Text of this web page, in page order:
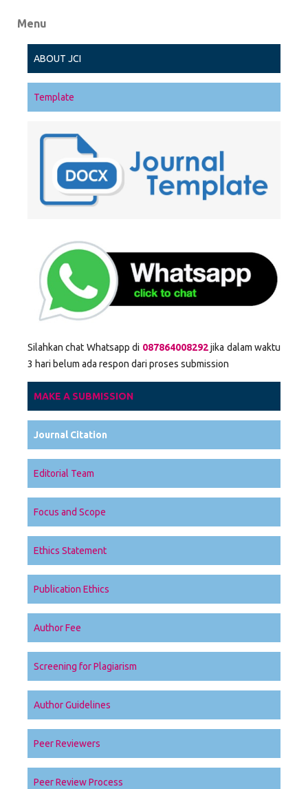
Menu
ABOUT JCI
Template
Silahkan chat Whatsapp di 087864008292jika dalam waktu
3 hari belum ada respon dari proses submission
MAKE A SUBMISSION
Journal Citation
Editorial Team
Focus and Scope
Ethics Statement
Publication Ethics
Author Fee
Screening for Plagiarism
Author Guidelines
Peer Reviewers
Peer Review Process